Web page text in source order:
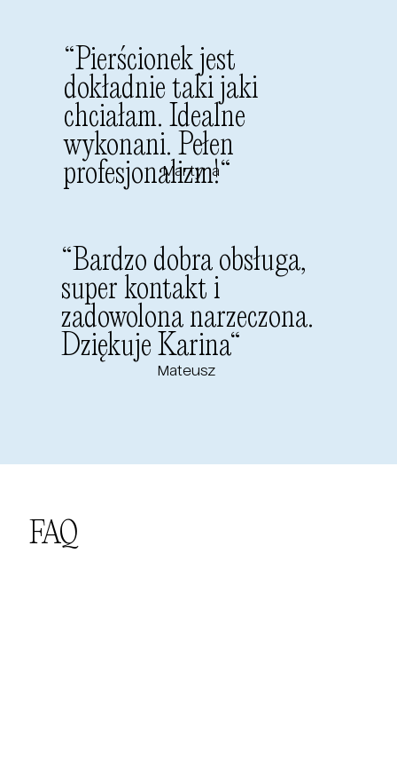
FAQ
“Bardzo dobra obsługa,
super kontakt i
zadowolona narzeczona.
Dziękuje Karina“
Mateusz
“Pierścionek jest
dokładnie taki jaki
chciałam. Idealne
wykonani. Pełen
profesjonalizm!“
Martyna